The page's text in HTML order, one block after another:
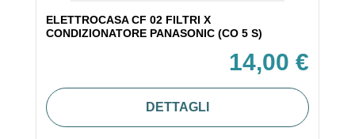
ELETTROCASA CF 02 FILTRI X
CONDIZIONATORE PANASONIC (CO 5 S)
14,00 €
DETTAGLI